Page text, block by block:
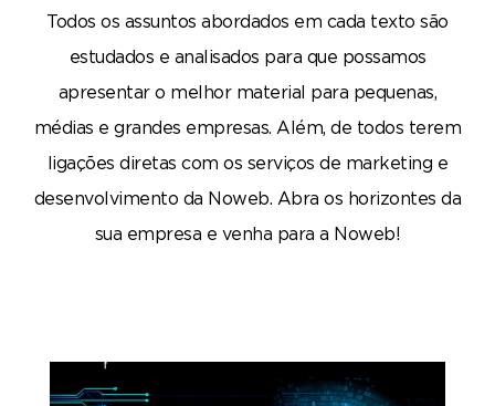
Todos os assuntos abordados em cada texto são
estudados e analisados para que possamos
apresentar o melhor material para pequenas,
médias e grandes empresas. Além, de todos terem
ligações diretas com os serviços de marketing e
desenvolvimento da Noweb. Abra os horizontes da
sua empresa e venha para a Noweb!